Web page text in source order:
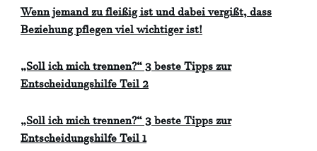
Wenn jemand zu fleißig ist und dabei vergißt, dass
Beziehung pflegen viel wichtiger ist!
„Soll ich mich trennen?“ 3 beste Tipps zur
Entscheidungshilfe Teil 2
„Soll ich mich trennen?“ 3 beste Tipps zur
Entscheidungshilfe Teil 1